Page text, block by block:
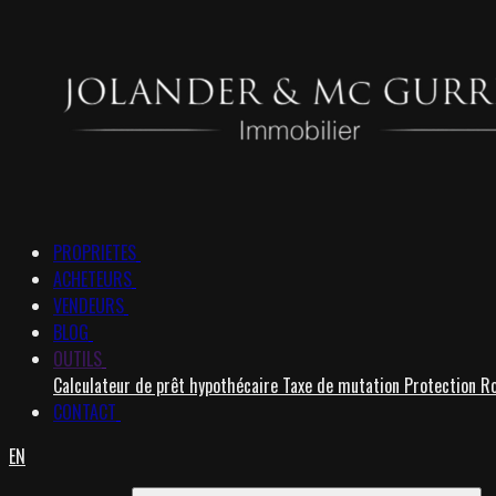
PROPRIETES
ACHETEURS
VENDEURS
BLOG
OUTILS
Calculateur de prêt hypothécaire Taxe de mutation Protection
CONTACT
EN